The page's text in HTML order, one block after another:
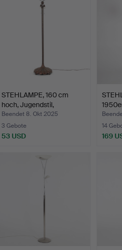
STEHLAMPE, 160 cm
hoch, Jugendstil,
Schwed…
Beendet 8. Okt 2025
3 Gebote
53 USD
14
169